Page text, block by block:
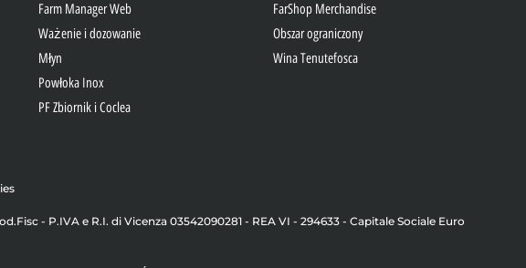
Farm Manager Web
Ważenie i dozowanie
Młyn
Powłoka Inox
PF Zbiornik i Coclea
FarShop Merchandise
Obszar ograniczony
Wina Tenutefosca
- P.IVA e R.I. di Vicenza 03542090281 - REA VI - 294633 - Capitale Sociale Euro